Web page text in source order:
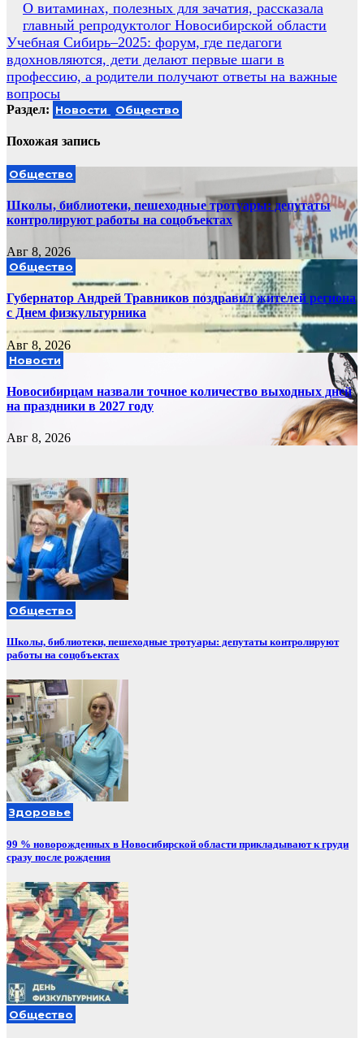
Навигация
по
записям
О витаминах, полезных для зачатия, рассказала
главный репродуктолог Новосибирской области
Учебная Сибирь–2025: форум, где педагоги
вдохновляются, дети делают первые шаги в
профессию, а родители получают ответы на важные
вопросы
Раздел: Новости Общество
Похожая запись
Общество
Школы, библиотеки, пешеходные тротуары: депутаты
контролируют работы на соцобъектах
Авг 8, 2026
Общество
Губернатор Андрей Травников поздравил жителей региона
с Днем физкультурника
Авг 8, 2026
Новости
Новосибирцам назвали точное количество выходных дней
на праздники в 2027 году
Авг 8, 2026
Общество
Школы, библиотеки, пешеходные тротуары: депутаты контролируют
работы на соцобъектах
Здоровье
99 % новорожденных в Новосибирской области прикладывают к груди
сразу после рождения
Общество